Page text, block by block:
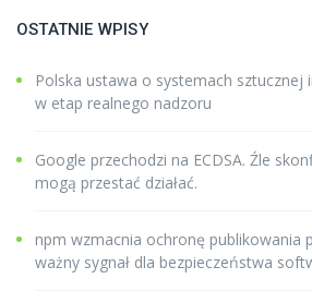
OSTATNIE WPISY
Polska ustawa o systemach sztucznej
w etap realnego nadzoru
Google przechodzi na ECDSA. Źle
mogą przestać działać.
npm wzmacnia ochronę publikowania
ważny sygnał dla bezpieczeństwa